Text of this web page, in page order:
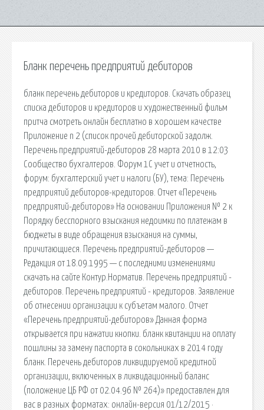
Бланк перечень предприятий дебиторов
бланк перечень дебиторов и кредиторов. Скачать образец
списка дебиторов и кредиторов и художественный фильм
притча смотреть онлайн бесплатно в хорошем качестве
Приложение n 2 (список прочей дебиторской задолж.
Перечень предприятий-дебиторов 28 марта 2010 в 12:03
Сообщество бухгалтеров. Форум 1С учет и отчетность,
форум: бухгалтерский учет и налоги (БУ), тема: Перечень
предприятий дебиторов-кредиторов. Отчет «Перечень
предприятий-дебиторов» На основании Приложения № 2 к
Порядку бесспорного взыскания недоимки по платежам в
бюджеты в виде обращения взыскания на суммы,
причитающиеся. Перечень предприятий-дебиторов —
Редакция от 18.09.1995 — с последними изменениями
скачать на сайте Контур.Норматив. Перечень предприятий -
дебиторов. Перечень предприятий - кредиторов. Заявление
об отнесении организации к субъетам малого. Отчет
«Перечень предприятий-дебиторов» Данная форма
открывается при нажатии кнопки. бланк квитанции на оплату
пошлины за замену паспорта в сокольниках в 2014 году
бланк. Перечень дебиторов ликвидируемой кредитной
организации, включенных в ликвидационный баланс
(положение ЦБ РФ от 02.04.96 № 264)» предоставлен для
вас в разных форматах: онлайн-версия 01/12/2015 ·